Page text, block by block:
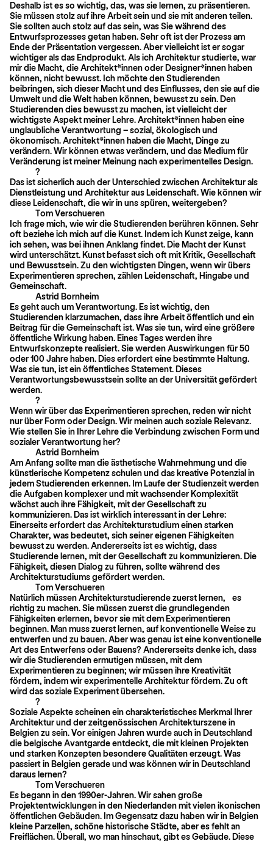
Deshalb ist es so wichtig, das, was sie lernen, zu präsentieren.
Sie müssen stolz auf ihre Arbeit sein und sie mit anderen teilen.
Sie sollten auch stolz auf das sein, was Sie während des
Entwurfsprozesses getan haben. Sehr oft ist der Prozess am
Ende der Präsentation vergessen. Aber vielleicht ist er sogar
wichtiger als das Endprodukt. Als ich Architektur studierte, war
mir die Macht, die Architekt*innen oder Designer*innen haben
können, nicht bewusst. Ich möchte den Studierenden
beibringen, sich dieser Macht und des Einflusses, den sie auf die
Umwelt und die Welt haben können, bewusst zu sein. Den
Studierenden dies bewusst zu machen, ist vielleicht der
wichtigste Aspekt meiner Lehre. Architekt*innen haben eine
unglaubliche Verantwortung – sozial, ökologisch und
ökonomisch. Architekt*innen haben die Macht, Dinge zu
verändern. Wir können etwas verändern, und das Medium für
Veränderung ist meiner Meinung nach experimentelles Design.
?
Das ist sicherlich auch der Unterschied zwischen Architektur als
Dienstleistung und Architektur aus Leidenschaft. Wie können wir
diese Leidenschaft, die wir in uns spüren, weitergeben?
Tom Verschueren
Ich frage mich, wie wir die Studierenden berühren können. Sehr
oft beziehe ich mich auf die Kunst. Indem ich Kunst zeige, kann
ich sehen, was bei ihnen Anklang findet. Die Macht der Kunst
wird unterschätzt. Kunst befasst sich oft mit Kritik, Gesellschaft
und Bewusstsein. Zu den wichtigsten Dingen, wenn wir übers
Experimentieren sprechen, zählen Leidenschaft, Hingabe und
Gemeinschaft.
Astrid Bornheim
Es geht auch um Verantwortung. Es ist wichtig, den
Studierenden klarzumachen, dass ihre Arbeit öffentlich und ein
Beitrag für die Gemeinschaft ist. Was sie tun, wird eine größere
öffentliche Wirkung haben. Eines Tages werden ihre
Entwurfskonzepte realisiert. Sie werden Auswirkungen für 50
oder 100 Jahre haben. Dies erfordert eine bestimmte Haltung.
Was sie tun, ist ein öffentliches Statement. Dieses
Verantwortungsbewusstsein sollte an der Universität gefördert
werden.
?
Wenn wir über das Experimentieren sprechen, reden wir nicht
nur über Form oder Design. Wir meinen auch soziale Relevanz.
Wie stellen Sie in Ihrer Lehre die Verbindung zwischen Form und
sozialer Verantwortung her?
Astrid Bornheim
Am Anfang sollte man die ästhetische Wahrnehmung und die
künstlerische Kompetenz schulen und das kreative Potenzial in
jedem Studierenden erkennen. Im Laufe der Studienzeit werden
die Aufgaben komplexer und mit wachsender Komplexität
wächst auch ihre Fähigkeit, mit der Gesellschaft zu
kommunizieren. Das ist wirklich interessant in der Lehre:
Einerseits erfordert das Architekturstudium einen starken
Charakter, was bedeutet, sich seiner eigenen Fähigkeiten
bewusst zu werden. Andererseits ist es wichtig, dass
Studierende lernen, mit der Gesellschaft zu kommunizieren. Die
Fähigkeit, diesen Dialog zu führen, sollte während des
Architekturstudiums gefördert werden.
Tom Verschueren
Natürlich müssen Architekturstudierende zuerst lernen, es
richtig zu machen. Sie müssen zuerst die grundlegenden
Fähigkeiten erlernen, bevor sie mit dem Experimentieren
beginnen. Man muss zuerst lernen, auf konventionelle Weise zu
entwerfen und zu bauen. Aber was genau ist eine konventionelle
Art des Entwerfens oder Bauens? Andererseits denke ich, dass
wir die Studierenden ermutigen müssen, mit dem
Experimentieren zu beginnen; wir müssen ihre Kreativität
fördern, indem wir experimentelle Architektur fördern. Zu oft
wird das soziale Experiment übersehen.
?
Soziale Aspekte scheinen ein charakteristisches Merkmal Ihrer
Architektur und der zeitgenössischen Architekturszene in
Belgien zu sein. Vor einigen Jahren wurde auch in Deutschland
die belgische Avantgarde entdeckt, die mit kleinen Projekten
und starken Konzepten besondere Qualitäten erzeugt. Was
passiert in Belgien gerade und was können wir in Deutschland
daraus lernen?
Tom Verschueren
Es begann in den 1990er-Jahren. Wir sahen große
Projektentwicklungen in den Niederlanden mit vielen ikonischen
öffentlichen Gebäuden. Im Gegensatz dazu haben wir in Belgien
kleine Parzellen, schöne historische Städte, aber es fehlt an
Freiflächen. Überall, wo man hinschaut, gibt es Gebäude. Diese